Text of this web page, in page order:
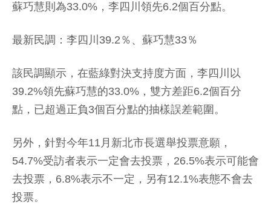
蘇巧慧則為33.0%，李四川領先6.2個百分點。
最新民調：李四川39.2％、蘇巧慧33％
該民調顯示，在藍綠對決支持度方面，李四川以
39.2%領先蘇巧慧的33.0%，雙方差距6.2個百分
點，已超過正負3個百分點的抽樣誤差範圍。
另外，針對今年11月新北市長選舉投票意願，
54.7%受訪者表示一定會去投票，26.5%表示可能會
去投票，6.8%表示不一定，另有12.1%表態不會去
投票。